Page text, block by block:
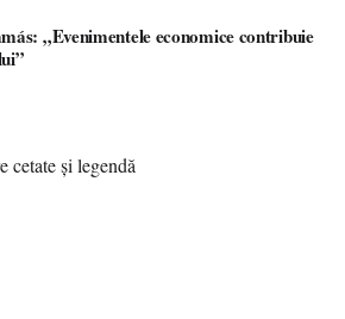
„Evenimentele economice contribuie